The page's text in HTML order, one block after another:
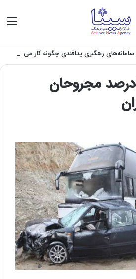
موشک‌های بالستیک و سامانه‌های رهگیری پدافندی چگونه کار می کنند؟
معلول شدن۱۰درصد مجروحان